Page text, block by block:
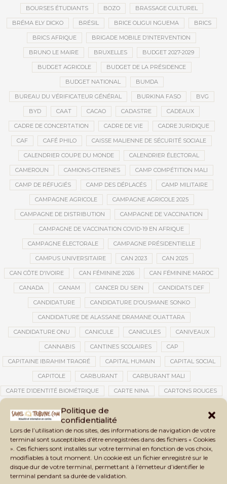
Politique de
confidentialité
Lors de l’utilisation de nos sites, des informations de navigation de votre
terminal sont susceptibles d’être enregistrées dans des fichiers « Cookies
». Ces fichiers sont installés sur votre terminal en fonction de vos choix,
modifiables à tout moment. Un cookie est un fichier enregistré sur le
disque dur de votre terminal, permettant à l’émetteur d’identifier le
terminal pendant sa durée de validation.
BOURSES ÉTUDIANTS BOZO BRASSAGE CULTUREL
BRÉMA ELY DICKO BRÉSIL BRICE OLIGUI NGUEMA BRICS
BRICS AFRIQUE BRIGADE MOBILE D’INTERVENTION
BRUNO LE MAIRE BRUXELLES BUDGET 2027-2029
BUDGET AGRICOLE BUDGET DE LA PRÉSIDENCE
BUDGET NATIONAL BUMDA
BUREAU DU VÉRIFICATEUR GÉNÉRAL BURKINA FASO BVG
BYD CAAT CACAO CADASTRE CADEAUX
CADRE DE CONCERTATION CADRE DE VIE CADRE JURIDIQUE
CAF CAFÉ PHILO CAISSE MALIENNE DE SÉCURITÉ SOCIALE
CALENDRIER COUPE DU MONDE CALENDRIER ÉLECTORAL
CAMEROUN CAMIONS-CITERNES CAMP COMPÉTITION MALI
CAMP DE RÉFUGIÉS CAMP DES DÉPLACÉS CAMP MILITAIRE
CAMPAGNE AGRICOLE CAMPAGNE AGRICOLE 2025
CAMPAGNE DE DISTRIBUTION CAMPAGNE DE VACCINATION
CAMPAGNE DE VACCINATION COVID-19 EN AFRIQUE
CAMPAGNE ÉLECTORALE CAMPAGNE PRÉSIDENTIELLE
CAMPUS UNIVERSITAIRE CAN 2023 CAN 2025
CAN CÔTE D'IVOIRE CAN FÉMININE 2026 CAN FÉMININE MAROC
CANADA CANAM CANCER DU SEIN CANDIDATS DEF
CANDIDATURE CANDIDATURE D'OUSMANE SONKO
CANDIDATURE DE ALASSANE DRAMANE OUATTARA
CANDIDATURE ONU CANICULE CANICULES CANIVEAUX
CANNABIS CANTINES SCOLAIRES CAP
CAPITAINE IBRAHIM TRAORÉ CAPITAL HUMAIN CAPITAL SOCIAL
CAPITOLE CARBURANT CARBURANT MALI
CARTE D’IDENTITÉ BIOMÉTRIQUE CARTE NINA CARTONS ROUGES
CATASTROPHES CLIMATIQUES
CAUTION 10 000 DOLLARS CAUTION DE VISA CDAT CECOGEC
CÉDÉAO CEDEAO CEI CÉLÉBRATION NATIONALE CEMAC
CEMAPI CEN-SNESUP CENOU CENSURE
CENTRAFRIQUE CENTRALE SOLAIRE